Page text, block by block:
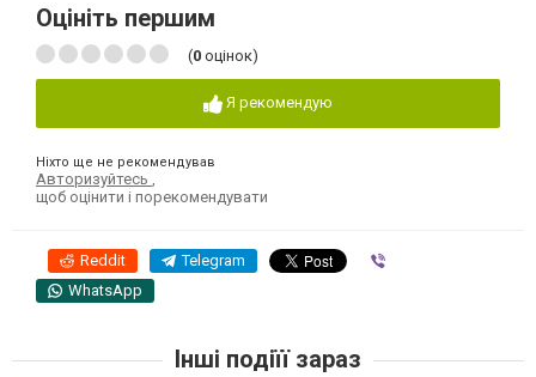
Оцініть першим
(0 оцінок)
Я рекомендую
Ніхто ще не рекомендував
Авторизуйтесь
щоб оцінити і порекомендувати
Reddit Telegram
WhatsApp
Інші подіїї зараз